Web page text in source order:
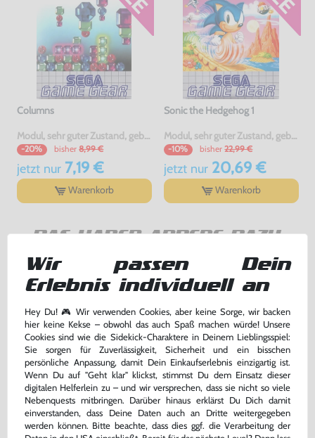
Columns
Modul, sehr guter Zustand, gebraucht
-20% bisher 8,99 €
jetzt nur7,19 €
Warenkorb
Sonic the Hedgehog 1
Modul, sehr guter Zustand, gebraucht
-10% bisher 22,99 €
jetzt nur20,69 €
Warenkorb
DAS HABEN ANDERE DAZU
Columns
Disney's TaleSpin
Wir passen Dein
Erlebnis individuell an
Hey Du! 🎮 Wir verwenden Cookies, aber keine Sorge, wir backen
hier keine Kekse – obwohl das auch Spaß machen würde! Unsere
Cookies sind wie die Sidekick-Charaktere in Deinem Lieblingsspiel:
Sie sorgen für Zuverlässigkeit, Sicherheit und ein bisschen
persönliche Anpassung, damit Dein Einkaufserlebnis einzigartig ist.
Wenn Du auf "Geht klar" klickst, stimmst Du dem Einsatz dieser
digitalen Helferlein zu – und wir versprechen, dass sie nicht so viele
Nebenquests mitbringen. Darüber hinaus erklärst Du Dich damit
einverstanden, dass Deine Daten auch an Dritte weitergegeben
werden können. Bitte beachte, dass dies ggf. die Verarbeitung der